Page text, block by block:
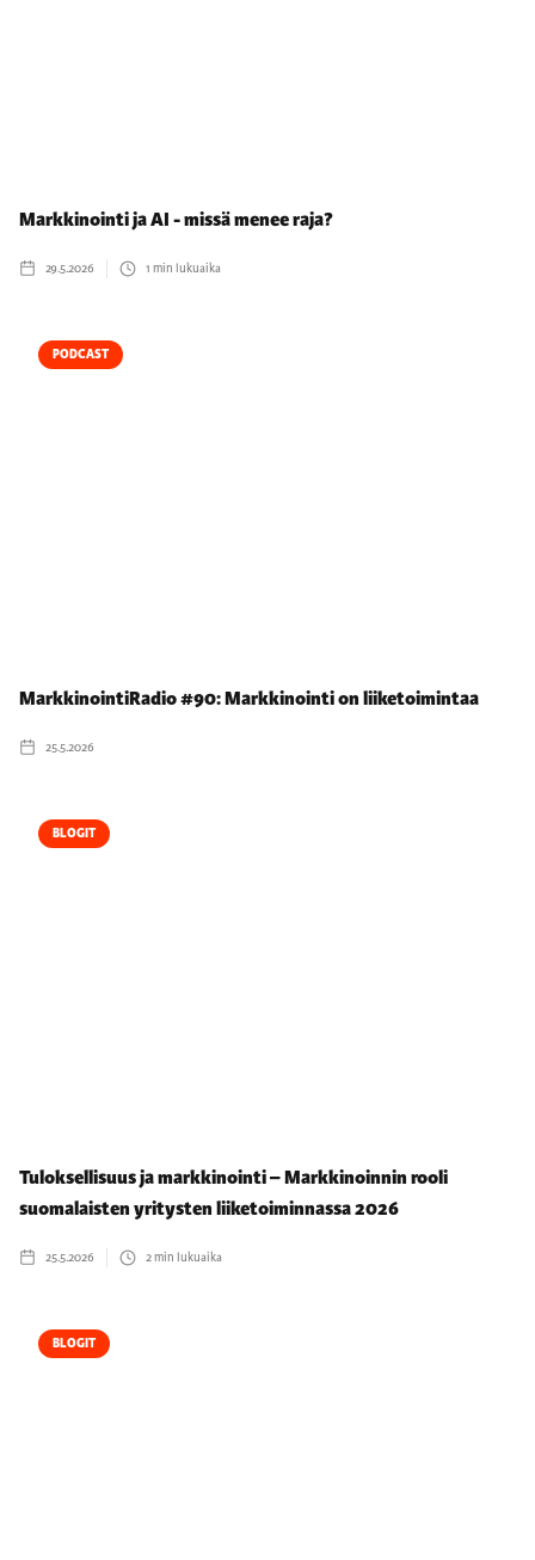
Markkinointi ja AI - missä menee raja?
29.5.2026 1 min lukuaika
PODCAST
MarkkinointiRadio #90: Markkinointi on liiketoimintaa
25.5.2026
BLOGIT
Tuloksellisuus ja markkinointi – Markkinoinnin rooli
suomalaisten yritysten liiketoiminnassa 2026
25.5.2026 2min lukuaika
BLOGIT